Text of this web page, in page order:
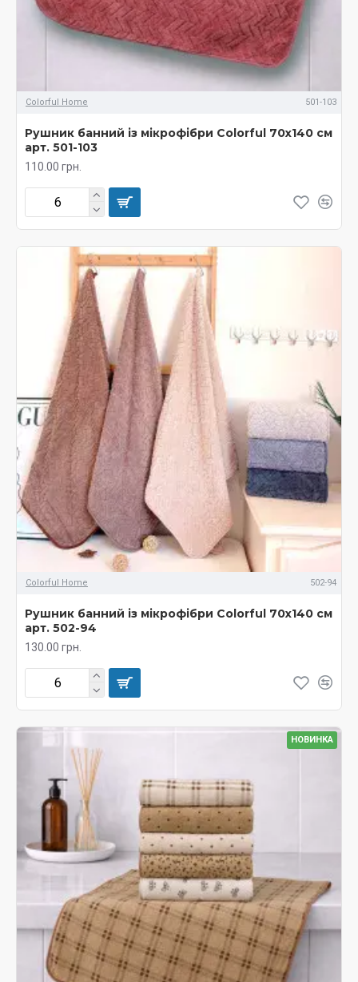
Colorful Home 501-103
Рушник банний із мікрофібри Colorful 70х140 см
арт. 501-103
110.00 грн.
Colorful Home 502-94
Рушник банний із мікрофібри Colorful 70х140 см
арт. 502-94
130.00 грн.
НОВИНКА